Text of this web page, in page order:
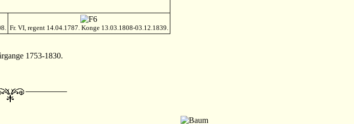
Fr. VI, regent 14.04.1787. Konge 13.03.1808-03.12.1839.
1753-1830.